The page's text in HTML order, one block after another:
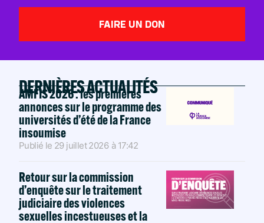
FAIRE UN DON
DERNIÈRES ACTUALITÉS
AMFIS 2026 : les premières
annonces sur le programme des
universités d’été de la France
insoumise
Publié le 29 juillet 2026 à 17:42
Retour sur la commission
d’enquête sur le traitement
judiciaire des violences
sexuelles incestueuses et la